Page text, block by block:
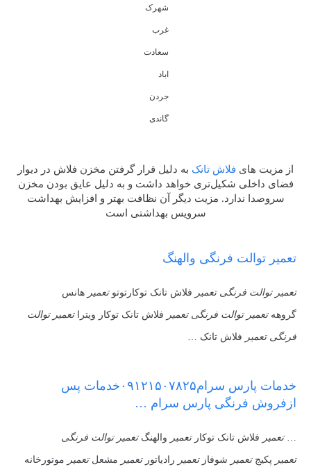
شهرک
غرب
سعادت
اباد
جردن
گاندی
از مزیت های فلاش تانک به دلیل قرار گرفتن مخزن فلاش در دیوار
فضای داخلی شکیل‌تری خواهد داشت و به دلیل عایق بودن مخزن
سروصدا ندارد. مزیت دیگر آن نظافت بهتر و افزایش بهداشت
سرویس بهداشتی است
تعمیر توالت فرنگی والهنگ
تعمیر توالت فرنگی تعمیر فلاش تانک توکارتوتوتعمیر هانس
گروههتعمیر توالت فرنگی تعمیر فلاش تانک توکار ویتراتعمیر توالت
فرنگی تعمیر فلاش تانک …
خدمات پارس سرام۰۹۱۲۱۵۰۷۸۲۵خدمات پس
ازفروش فرنگی پارس سرام …
…تعمیر فلاش تانک توکارتعمیر والهنگتعمیر توالت فرنگی
تعمیر پکیجتعمیر شوفازتعمیر رادیاتورتعمیر مشعلتعمیر موتورخانه